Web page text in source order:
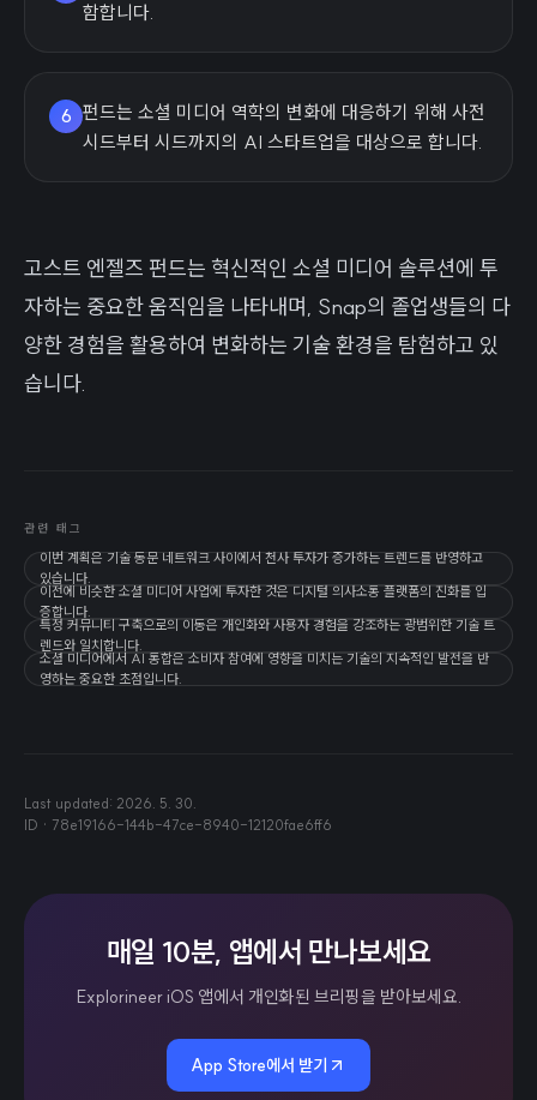
함합니다.
6 펀드는 소셜 미디어 역학의 변화에 대응하기 위해 사전
시드부터 시드까지의 AI 스타트업을 대상으로 합니다.
고스트 엔젤즈 펀드는 혁신적인 소셜 미디어 솔루션에 투
자하는 중요한 움직임을 나타내며, Snap의 졸업생들의 다
양한 경험을 활용하여 변화하는 기술 환경을 탐험하고 있
습니다.
관련 태그
이번 계획은 기술 동문 네트워크 사이에서 천사 투자가 증가하는 트렌드를 반영하고
있습니다.
이전에 비슷한 소셜 미디어 사업에 투자한 것은 디지털 의사소통 플랫폼의 진화를 입
증합니다.
특정 커뮤니티 구축으로의 이동은 개인화와 사용자 경험을 강조하는 광범위한 기술 트
렌드와 일치합니다.
소셜 미디어에서 AI 통합은 소비자 참여에 영향을 미치는 기술의 지속적인 발전을 반
영하는 중요한 초점입니다.
Last updated: 2026. 5. 30.
ID · 78e19166-144b-47ce-8940-12120fae6ff6
매일 10분, 앱에서 만나보세요
Explorineer iOS 앱에서 개인화된 브리핑을 받아보세요.
App Store에서 받기